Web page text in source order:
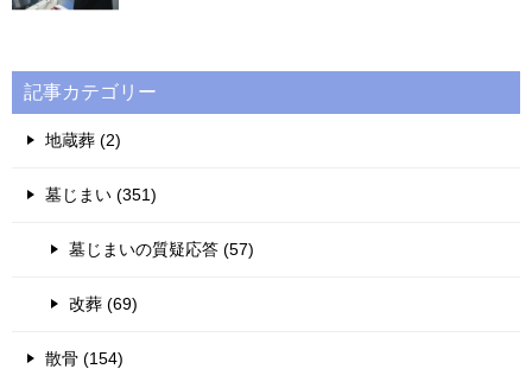
記事カテゴリー
地蔵葬 (2)
墓じまい (351)
墓じまいの質疑応答 (57)
改葬 (69)
散骨 (154)